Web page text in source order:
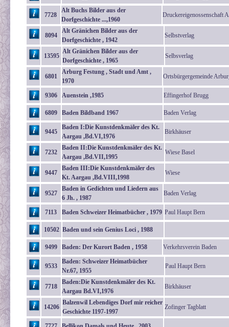
7728
Alt Buchs Bilder aus der
Dorfgeschichte ...,1960
Druckereigenossenschaft
8094
Alt Gränichen Bilder aus der
Dorfgeschichte , 1942
Selbstverlag
13595
Alt Gränichen Bilder aus der
Dorfgeschichte , 1965
Selbsverlag
6801
Arburg Festung , Stadt und Amt ,
1970
Ortsbürgergemeinde
9306 Auenstein ,1985 Effingerhof Brugg
6809 Baden Bildband 1967 Baden Verlag
9445
Baden I:Die Kunstdenkmäler des Kt.
Aargau ,Bd.VI,1976
Birkhäuser
7232
Baden II:Die Kunstdenkmäler des Kt.
Aargau ,Bd.VII,1995
Wiese Basel
9447
Baden III:Die Kunstdenkmäler des
Kt. Aargau ,Bd.VIII,1998
Wiese
9527
Baden in Gedichten und Liedern aus
6 Jh. , 1987
Baden Verlag
7113 Baden Schweizer Heimatbücher , 1979 Paul Haupt Bern
10502 Baden und sein Genius Loci , 1988
9499 Baden: Der Kurort Baden , 1958 Verkehrsverein Baden
9533
Baden: Schweizer Heimatbücher
Nr.67, 1955
Paul Haupt Bern
7718
Baden:Die Kunstdenkmäler des Kt.
Aargau Bd.VI,1976
Birkhäuser
14206
Balzenwil Lebendiges Dorf mir reicher
Geschichte 1197-1997
Zofinger Tagblatt